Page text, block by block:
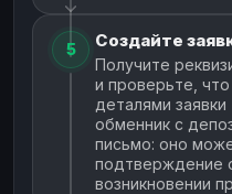
5 Создайте
Получите
и проверьте,
деталями
обменник с
письмо: оно
подтверждение
возникновении